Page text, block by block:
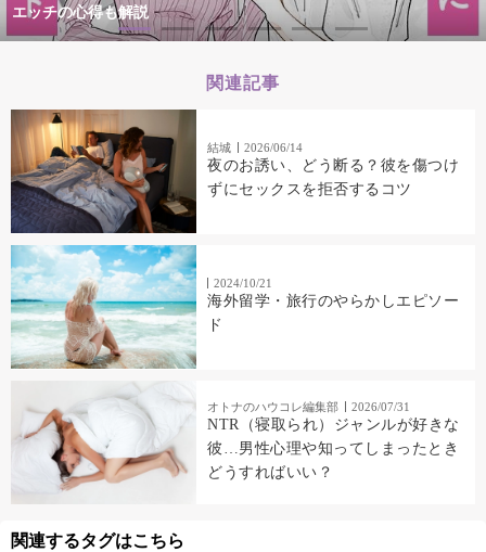
エッチの心得も解説
関連記事
結城 2026/06/14
夜のお誘い、どう断る？彼を傷つけ
ずにセックスを拒否するコツ
2024/10/21
海外留学・旅行のやらかしエピソー
ド
オトナのハウコレ編集部 2026/07/31
NTR（寝取られ）ジャンルが好きな
彼…男性心理や知ってしまったとき
どうすればいい？
関連するタグはこちら